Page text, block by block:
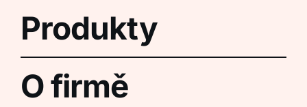
Produkty
O firmě